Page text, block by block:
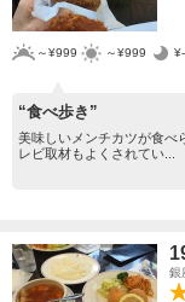
～¥999 ～¥999
“食べ歩き”
美味しいメンチカツが食べ
レビ取材もよくされてい...
銀